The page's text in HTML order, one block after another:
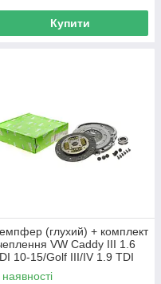
Купити
(глухий) + комплект
VW Caddy III 1.6
10-15/Golf III/IV 1.9 TDI
06 (d=228m 826317 UA62